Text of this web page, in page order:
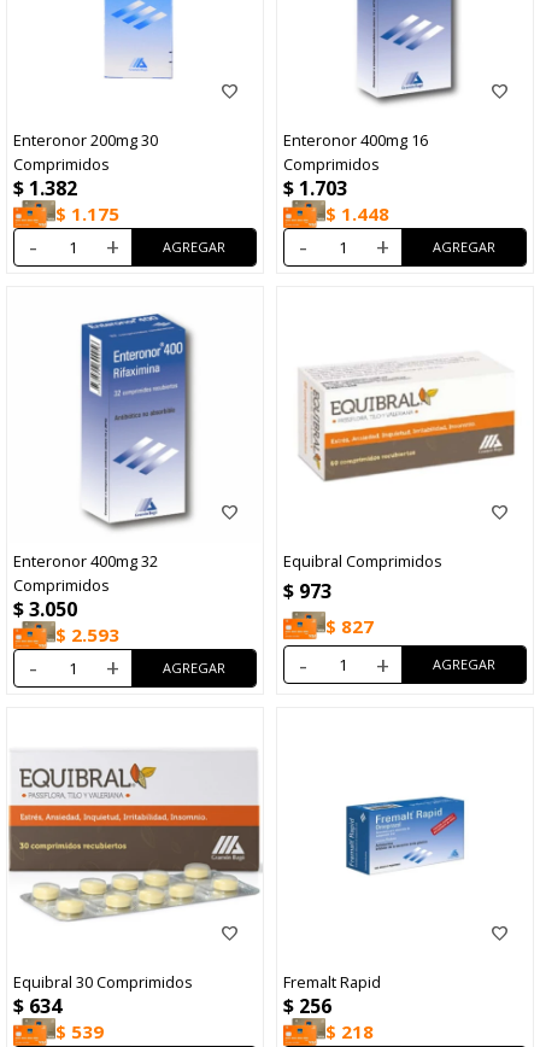
Enteronor 200mg 30
Comprimidos
$ 1.382
$ 1.175
- +
Enteronor 400mg 16
Comprimidos
$ 1.703
$ 1.448
- +
Enteronor 400mg 32
Comprimidos
$3.050
$ 2.593
- +
Equibral Comprimidos
$ 973
$ 827
- +
Equibral 30 Comprimidos
$ 634
$ 539
Fremalt Rapid
$ 256
$ 218